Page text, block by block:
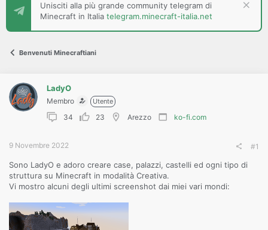
s
c
e
i
o
Unisciti alla più grande community telegram di
Minecraft in Italia telegram.minecraft-italia.net
Benvenuti Minecraftiani
LadyO
Membro Utente
34 23 Arezzo ko-fi.com
9 Novembre 2022 #1
Sono LadyO e adoro creare case, palazzi, castelli ed ogni tipo di
struttura su Minecraft in modalità Creativa.
Vi mostro alcuni degli ultimi screenshot dai miei vari mondi: